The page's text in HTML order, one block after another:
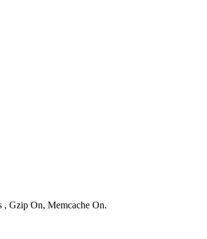
, Gzip On, Memcache On.